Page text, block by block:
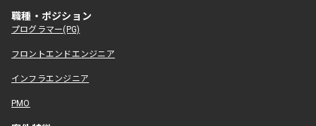
職種・ポジション
プログラマー(PG)
フロントエンドエンジニア
インフラエンジニア
PMO